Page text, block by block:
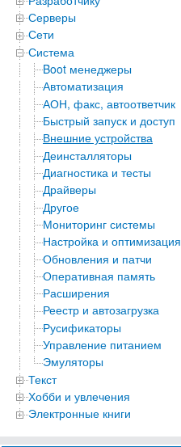
Серверы
Сети
Система
Boot менеджеры
Автоматизация
АОН, факс, автоответчик
Быстрый запуск и доступ
Внешние устройства
Деинсталляторы
Диагностика и тесты
Драйверы
Другое
Мониторинг системы
Настройка и оптимизация
Обновления и патчи
Оперативная память
Расширения
Реестр и автозагрузка
Русификаторы
Управление питанием
Эмуляторы
Текст
Хобби и увлечения
Электронные книги